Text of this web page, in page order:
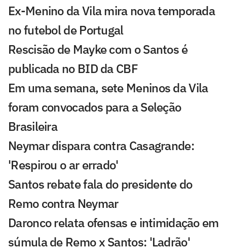
Ex-Menino da Vila mira nova temporada
no futebol de Portugal
Rescisão de Mayke com o Santos é
publicada no BID da CBF
Em uma semana, sete Meninos da Vila
foram convocados para a Seleção
Brasileira
Neymar dispara contra Casagrande:
'Respirou o ar errado'
Santos rebate fala do presidente do
Remo contra Neymar
Daronco relata ofensas e intimidação em
súmula de Remo x Santos: 'Ladrão'